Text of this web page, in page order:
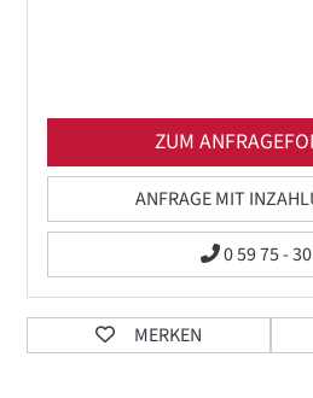
ZUM
ANFRAGE MIT
0 59 75 -
MERKEN